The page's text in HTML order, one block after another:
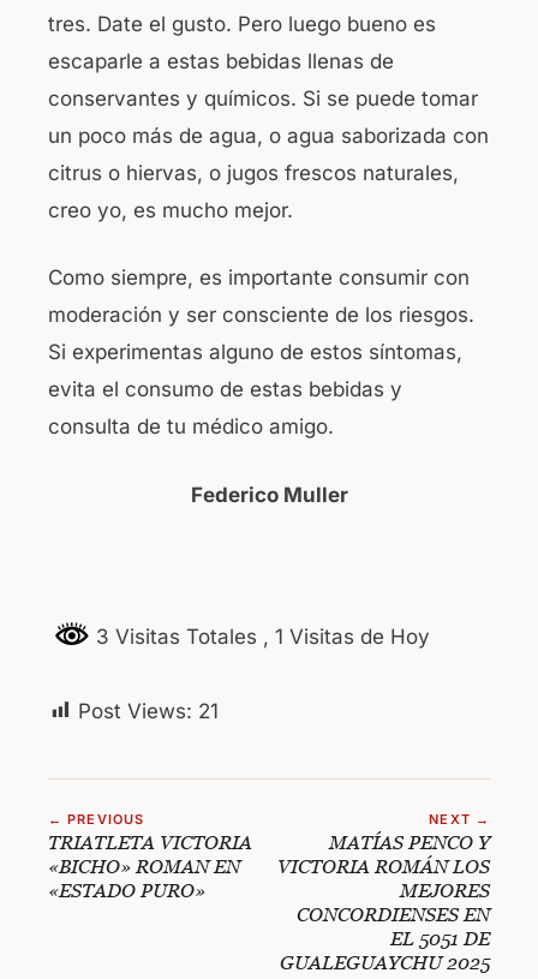
tres. Date el gusto. Pero luego bueno es
escaparle a estas bebidas llenas de
conservantes y químicos. Si se puede tomar
un poco más de agua, o agua saborizada con
citrus o hiervas, o jugos frescos naturales,
creo yo, es mucho mejor.
Como siempre, es importante consumir con
moderación y ser consciente de los riesgos.
Si experimentas alguno de estos síntomas,
evita el consumo de estas bebidas y
consulta de tu médico amigo.
Federico Muller
3 Visitas Totales , 1 Visitas de Hoy
Post Views: 21
← PREVIOUS
TRIATLETA VICTORIA
«BICHO» ROMAN EN
«ESTADO PURO»
NEXT →
MATÍAS PENCO Y
VICTORIA ROMÁN LOS
MEJORES
CONCORDIENSES EN
EL 5051 DE
GUALEGUAYCHU 2025